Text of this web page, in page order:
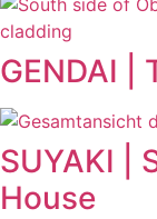
GENDAI |
SUYAKI |
House